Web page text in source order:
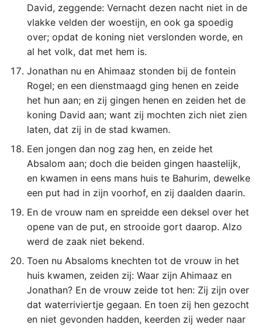
David, zeggende: Vernacht dezen nacht niet in de
vlakke velden der woestijn, en ook ga spoedig
over; opdat de koning niet verslonden worde, en
al het volk, dat met hem is.
Jonathan nu en Ahimaaz stonden bij de fontein
Rogel; en een dienstmaagd ging henen en zeide
het hun aan; en zij gingen henen en zeiden het de
koning David aan; want zij mochten zich niet zien
laten, dat zij in de stad kwamen.
Een jongen dan nog zag hen, en zeide het
Absalom aan; doch die beiden gingen haastelijk,
en kwamen in eens mans huis te Bahurim, dewelke
een put had in zijn voorhof, en zij daalden daarin.
En de vrouw nam en spreidde een deksel over het
opene van de put, en strooide gort daarop. Alzo
werd de zaak niet bekend.
Toen nu Absaloms knechten tot de vrouw in het
huis kwamen, zeiden zij: Waar zijn Ahimaaz en
Jonathan? En de vrouw zeide tot hen: Zij zijn over
dat waterriviertje gegaan. En toen zij hen gezocht
en niet gevonden hadden, keerden zij weder naar